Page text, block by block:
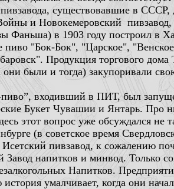
существовавшие в
и Новокемеровский
в 1903 году построил в
"Бок-Бок", "Царское",
Продукция торгового дома
они были и тогда) закупоривали
входивший в ПИТ, был
Букет Чувашии и Янтарь. Про
этот вопрос уже обсуждался не
(в советское время
пивзавод, к сожалению
Завод напитков и минвод. Только
Напитков.
умалчивает, когда они